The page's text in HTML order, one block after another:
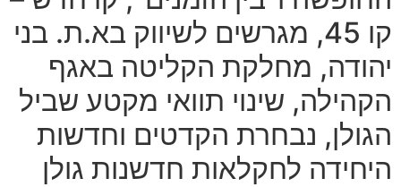
קו
מגרשים לשיווק בא.ת. בני
יהודה, מחלקת הקליטה באגף
הקהילה, שינוי תוואי מקטע שביל
הגולן, נבחרת הקדטים וחדשות
היחידה לחקלאות חדשנות גולן